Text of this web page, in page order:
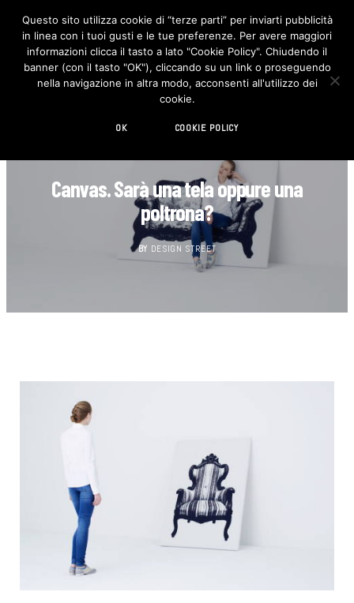
F
c
e
b
o
I
n
s
t
Canvas. Sarà una tela oppure una
poltrona?
BY DESIGN STREET
Questo sito utilizza cookie di “terze parti” per inviarti pubblicità
in linea con i tuoi gusti e le tue preferenze. Per avere maggiori
informazioni clicca il tasto a lato "Cookie Policy". Chiudendo il
banner (con il tasto "OK"), cliccando su un link o proseguendo
nella navigazione in altra modo, acconsenti all'utilizzo dei
cookie.
OK COOKIE POLICY